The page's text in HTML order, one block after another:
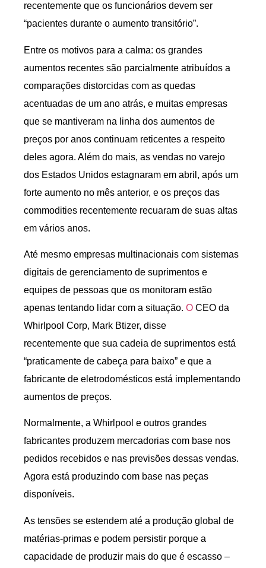
recentemente que os funcionários devem ser
“pacientes durante o aumento transitório”.
Entre os motivos para a calma: os grandes
aumentos recentes são parcialmente atribuídos a
comparações distorcidas com as quedas
acentuadas de um ano atrás, e muitas empresas
que se mantiveram na linha dos aumentos de
preços por anos continuam reticentes a respeito
deles agora. Além do mais, as vendas no varejo
dos Estados Unidos estagnaram em abril, após um
forte aumento no mês anterior, e os preços das
commodities recentemente recuaram de suas altas
em vários anos.
Até mesmo empresas multinacionais com sistemas
digitais de gerenciamento de suprimentos e
equipes de pessoas que os monitoram estão
apenas tentando lidar com a situação. O CEO da
Whirlpool Corp, Mark Btizer, disse
recentemente que sua cadeia de suprimentos está
“praticamente de cabeça para baixo” e que a
fabricante de eletrodomésticos está implementando
aumentos de preços.
Normalmente, a Whirlpool e outros grandes
fabricantes produzem mercadorias com base nos
pedidos recebidos e nas previsões dessas vendas.
Agora está produzindo com base nas peças
disponíveis.
As tensões se estendem até a produção global de
matérias-primas e podem persistir porque a
capacidade de produzir mais do que é escasso –